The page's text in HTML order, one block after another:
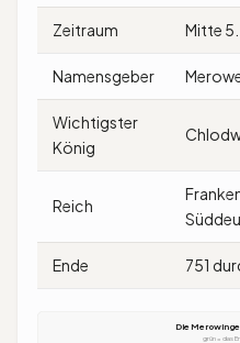
Zeitraum Mitte 5.
Namensgeber
Wichtigster
König
Reich
Ende 751
Die
grün = das